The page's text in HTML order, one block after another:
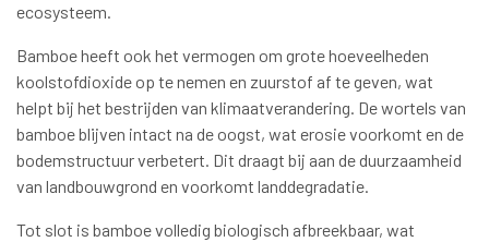
ecosysteem.
Bamboe heeft ook het vermogen om grote hoeveelheden
koolstofdioxide op te nemen en zuurstof af te geven, wat
helpt bij het bestrijden van klimaatverandering. De wortels van
bamboe blijven intact na de oogst, wat erosie voorkomt en de
bodemstructuur verbetert. Dit draagt bij aan de duurzaamheid
van landbouwgrond en voorkomt landdegradatie.
Tot slot is bamboe volledig biologisch afbreekbaar, wat